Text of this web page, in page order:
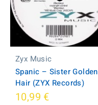
Zyx Music
Spanic ‎– Sister Golden
Hair (ZYX Records)
10,99 €